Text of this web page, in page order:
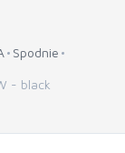
Spodnie
- black